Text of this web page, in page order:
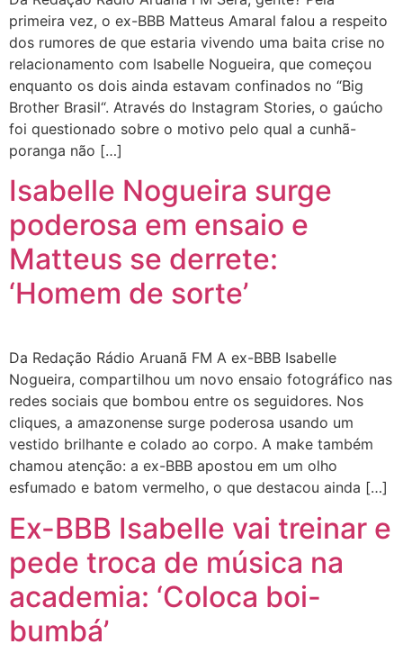
primeira vez, o ex-BBB Matteus Amaral falou a respeito
dos rumores de que estaria vivendo uma baita crise no
relacionamento com Isabelle Nogueira, que começou
enquanto os dois ainda estavam confinados no “Big
Brother Brasil“. Através do Instagram Stories, o gaúcho
foi questionado sobre o motivo pelo qual a cunhã-
poranga não […]
Isabelle Nogueira surge
poderosa em ensaio e
Matteus se derrete:
‘Homem de sorte’
Da Redação Rádio Aruanã FM A ex-BBB Isabelle
Nogueira, compartilhou um novo ensaio fotográfico nas
redes sociais que bombou entre os seguidores. Nos
cliques, a amazonense surge poderosa usando um
vestido brilhante e colado ao corpo. A make também
chamou atenção: a ex-BBB apostou em um olho
esfumado e batom vermelho, o que destacou ainda […]
Ex-BBB Isabelle vai treinar e
pede troca de música na
academia: ‘Coloca boi-
bumbá’